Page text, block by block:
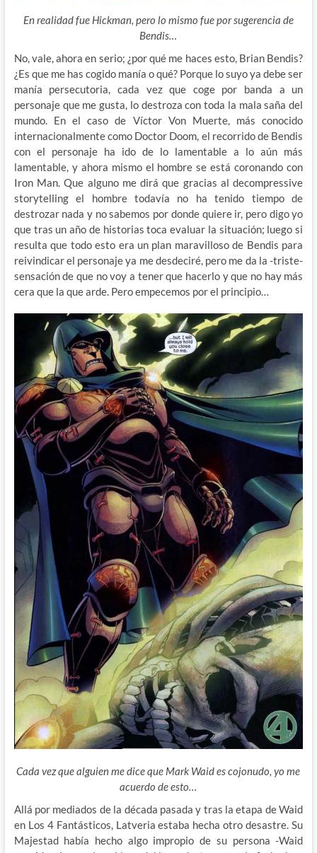
En realidad fue Hickman, pero lo mismo fue por sugerencia de
Bendis…
No, vale, ahora en serio; ¿por qué me haces esto, Brian Bendis?
¿Es que me has cogido manía o qué? Porque lo suyo ya debe ser
manía persecutoria, cada vez que coge por banda a un
personaje que me gusta, lo destroza con toda la mala saña del
mundo. En el caso de Víctor Von Muerte, más conocido
internacionalmentecomo Doctor Doom, el recorrido de Bendis
con el personaje ha ido de lo lamentable a lo aún más
lamentable, y ahora mismo el hombre se está coronando con
Iron Man. Que alguno me dirá que gracias al decompressive
storytelling el hombre todavía no ha tenido tiempo de
destrozar nada y no sabemos por donde quiere ir, pero digo yo
que tras un año de historias toca evaluar la situación; luego si
resulta que todo esto era un plan maravilloso de Bendis para
reivindicar el personaje ya me desdeciré, pero me da la -triste-
sensación de que no voy a tener que hacerlo y que no hay más
cera que la que arde. Pero empecemos por el principio…
Cada vez que alguien me dice que Mark Waid es cojonudo, yo me
acuerdo de esto…
Allá por mediados de la década pasada y tras la etapa de Waid
en Los 4 Fantásticos, Latveria estaba hecha otro desastre. Su
Majestad había hecho algo impropio de su persona -Waid